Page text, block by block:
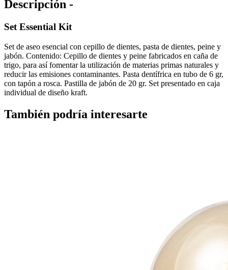
Descripción -
Set Essential Kit
Set de aseo esencial con cepillo de dientes, pasta de dientes, peine y
jabón. Contenido: Cepillo de dientes y peine fabricados en caña de
trigo, para así fomentar la utilización de materias primas naturales y
reducir las emisiones contaminantes. Pasta dentífrica en tubo de 6 gr,
con tapón a rosca. Pastilla de jabón de 20 gr. Set presentado en caja
individual de diseño kraft.
También podría interesarte